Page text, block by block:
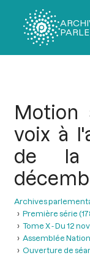
Motion
voix à
de la
Archives
Première série
Tome X - Du 12
Assemblée
Ouverture de